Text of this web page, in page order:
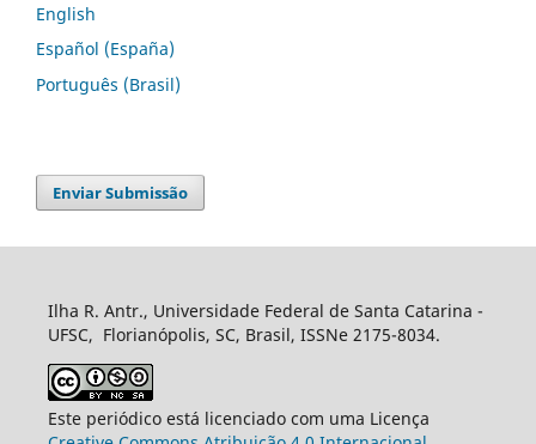
English
Español (España)
Português (Brasil)
Enviar Submissão
Ilha R. Antr., Universidade Federal de Santa Catarina -
UFSC, Florianópolis, SC, Brasil, ISSNe 2175-8034.
Este periódico está licenciado com uma Licença